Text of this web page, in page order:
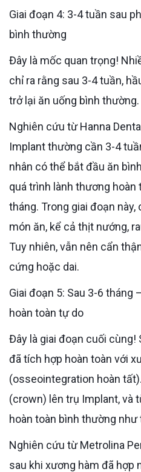
Giai đoạn 4: 3-4 tuần sau phẫu thuật – Gần như ăn
bình thường
Đây là mốc quan trọng! Nhiều nghiên cứu quốc tế đã
chỉ ra rằng sau 3-4 tuần,
trở lại ăn uống bình thường.
Nghiên cứu từ Hanna Dental Implant Center cho thấy
Implant thường cần 3-4
nhân có thể bắt đầu ăn
quá trình lành thương
tháng. Trong giai đoạn
món ăn, kể cả thịt nướng,
Tuy nhiên, vẫn nên cẩn
cứng hoặc dai.
Giai đoạn 5: Sau 3-6 tháng – Gắn răng sứ và ăn uống
hoàn toàn tự do
Đây là giai đoạn cuối cùng! Sau 3-6 tháng, trụ Implant
đã tích hợp hoàn toàn với
(osseointegration hoàn
(crown) lên trụ Implant, và
hoàn toàn bình thường
Nghiên cứu từ Metrolina Periodontics khẳng định
sau khi xương hàm đã hợp